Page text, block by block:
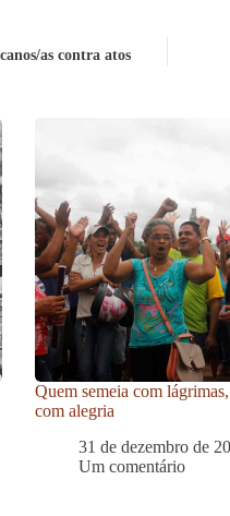
as contra atos
Quem semeia com
com alegria
31 de dezembro de
Um comentário